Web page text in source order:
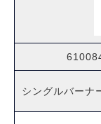
シングルバー